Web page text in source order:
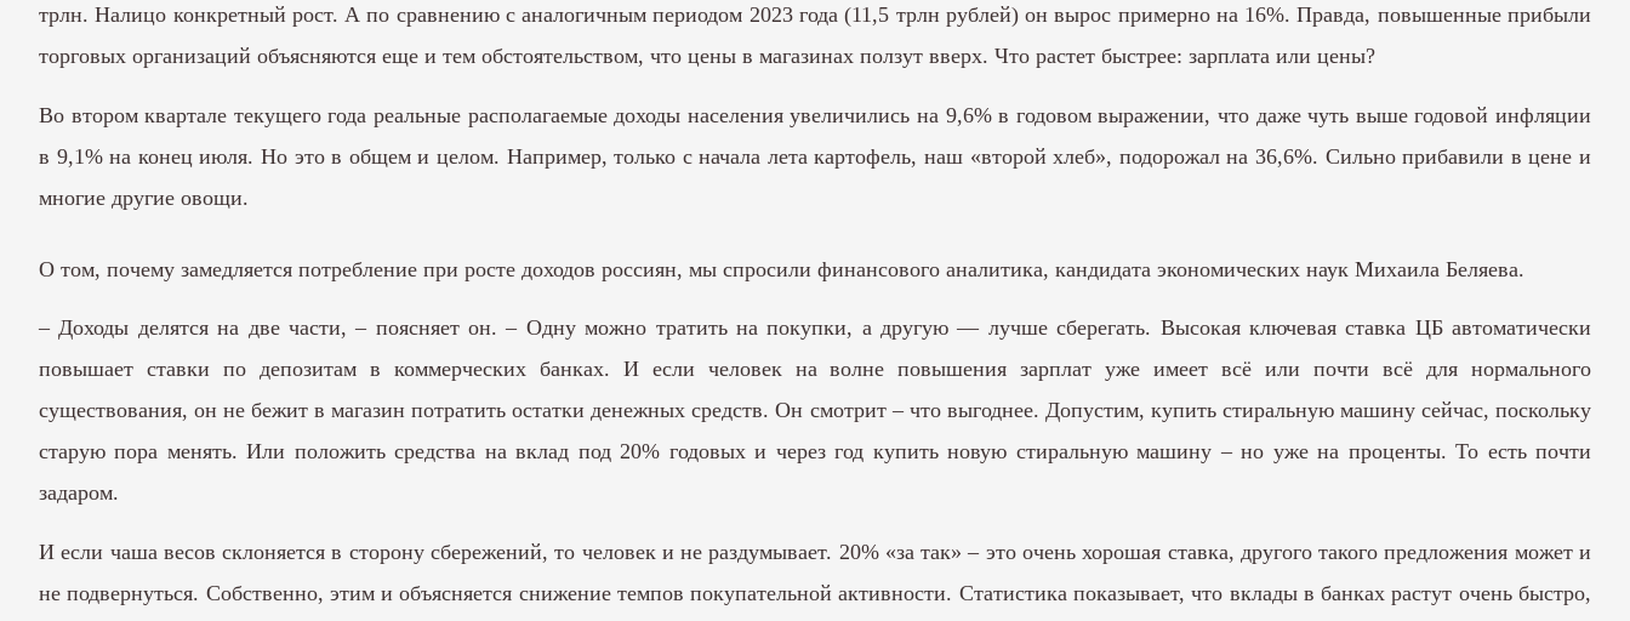
трлн. Налицо конкретный рост. А по сравнению с аналогичным периодом 2023 года (11,5 трлн рублей) он вырос примерно на 16%. Правда, повышенные прибыли
торговых организаций объясняются еще и тем обстоятельством, что цены в магазинах ползут вверх. Что растет быстрее: зарплата или цены?
Во втором квартале текущего года реальные располагаемые доходы населения увеличились на 9,6% в годовом выражении, что даже чуть выше годовой инфляции
в 9,1% на конец июля. Но это в общем и целом. Например, только с начала лета картофель, наш «второй хлеб», подорожал на 36,6%. Сильно прибавили в цене и
многие другие овощи.
О том, почему замедляется потребление при росте доходов россиян, мы спросили финансового аналитика, кандидата экономических наук Михаила Беляева.
– Доходы делятся на две части, – поясняет он. – Одну можно тратить на покупки, а другую — лучше сберегать. Высокая ключевая ставка ЦБ автоматически
повышает ставки по депозитам в коммерческих банках. И если человек на волне повышения зарплат уже имеет всё или почти всё для нормального
существования, он не бежит в магазин потратить остатки денежных средств. Он смотрит – что выгоднее. Допустим, купить стиральную машину сейчас, поскольку
старую пора менять. Или положить средства на вклад под 20% годовых и через год купить новую стиральную машину – но уже на проценты. То есть почти
задаром.
И если чаша весов склоняется в сторону сбережений, то человек и не раздумывает. 20% «за так» – это очень хорошая ставка, другого такого предложения может и
не подвернуться. Собственно, этим и объясняется снижение темпов покупательной активности. Статистика показывает, что вклады в банках растут очень быстро,